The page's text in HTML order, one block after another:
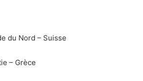
du Nord – Suisse
– Grèce